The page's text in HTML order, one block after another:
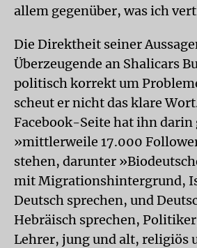
allem gegenüber, was ich
Die Direktheit seiner
Überzeugende an Shalicars
politisch korrekt um
scheut er nicht das klare
Facebook-Seite hat ihn
»mittlerweile 17.000
stehen, darunter
mit Migrationshintergrund,
Deutsch sprechen, und
Hebräisch sprechen,
Lehrer, jung und alt, religiös